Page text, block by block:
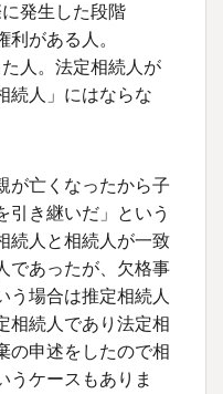
発生した段階
がある人。
人。法定相続人が
続人」にはならな
が亡くなったから子
引き継いだ」という
続人と相続人が一致
であったが、欠格事
う場合は推定相続人
相続人であり法定相
の申述をしたので相
うケースもありま